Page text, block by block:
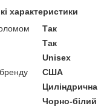
характеристики
Так
Так
Unisex
США
Циліндрична
Чорно-білий